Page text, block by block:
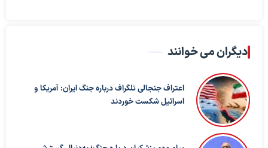
دیگران می خوانند
اعتراف جنجالی تلگراف درباره جنگ ایران: آمریکا و
اسرائیل شکست خوردند